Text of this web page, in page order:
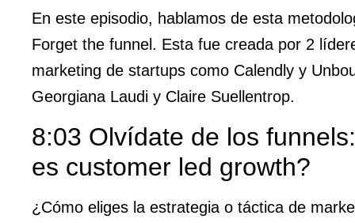
En este episodio, hablamos de esta
Forget the funnel. Esta fue creada por 2
marketing de startups como Calendly y
Georgiana Laudi y Claire Suellentrop.
8:03 Olvídate de los
es customer led growth?
¿Cómo eliges la estrategia o táctica de